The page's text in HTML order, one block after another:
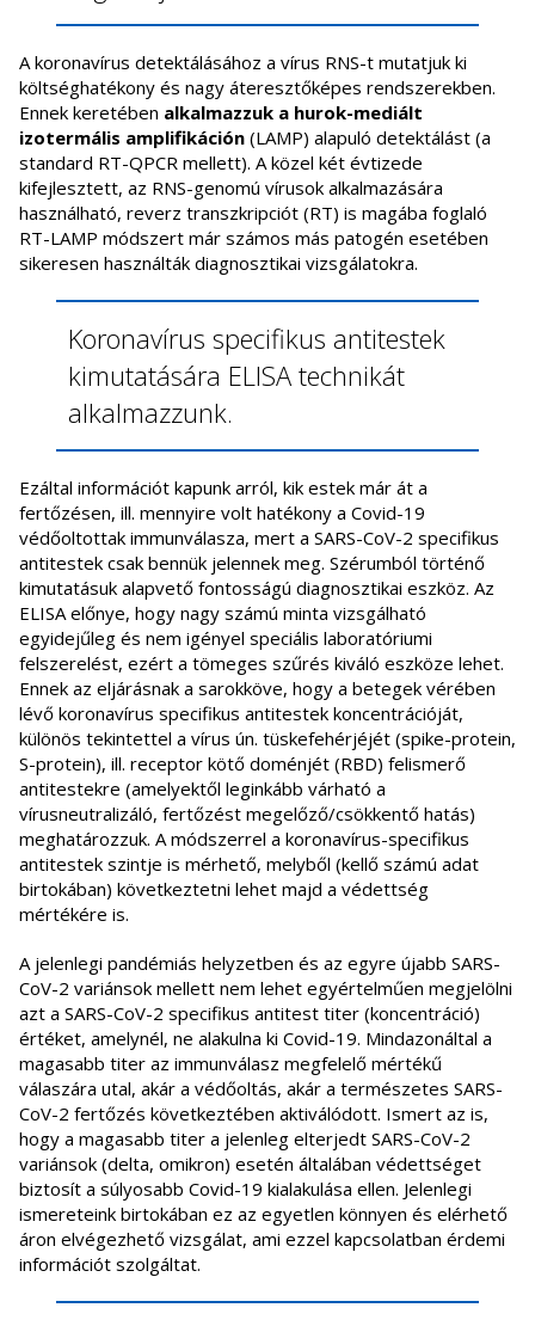
A koronavírus detektálásához a vírus RNS-t mutatjuk ki
költséghatékony és nagy áteresztőképes rendszerekben.
Ennek keretében alkalmazzuk a hurok-mediált
izotermális amplifikáción (LAMP) alapuló detektálást (a
standard RT-QPCR mellett). A közel két évtizede
kifejlesztett, az RNS-genomú vírusok alkalmazására
használható, reverz transzkripciót (RT) is magába foglaló
RT-LAMP módszert már számos más patogén esetében
sikeresen használták diagnosztikai vizsgálatokra.
Koronavírus specifikus antitestek
kimutatására ELISA technikát
alkalmazzunk.
Ezáltal információt kapunk arról, kik estek már át a
fertőzésen, ill. mennyire volt hatékony a Covid-19
védőoltottak immunválasza, mert a SARS-CoV-2 specifikus
antitestek csak bennük jelennek meg. Szérumból történő
kimutatásuk alapvető fontosságú diagnosztikai eszköz. Az
ELISA előnye, hogy nagy számú minta vizsgálható
egyidejűleg és nem igényel speciális laboratóriumi
felszerelést, ezért a tömeges szűrés kiváló eszköze lehet.
Ennek az eljárásnak a sarokköve, hogy a betegek vérében
lévő koronavírus specifikus antitestek koncentrációját,
különös tekintettel a vírus ún. tüskefehérjéjét (spike-protein,
S-protein), ill. receptor kötő doménjét (RBD) felismerő
antitestekre (amelyektől leginkább várható a
vírusneutralizáló, fertőzést megelőző/csökkentő hatás)
meghatározzuk. A módszerrel a koronavírus-specifikus
antitestek szintje is mérhető, melyből (kellő számú adat
birtokában) következtetni lehet majd a védettség
mértékére is.
A jelenlegi pandémiás helyzetben és az egyre újabb SARS-
CoV-2 variánsok mellett nem lehet egyértelműen megjelölni
azt a SARS-CoV-2 specifikus antitest titer (koncentráció)
értéket, amelynél, ne alakulna ki Covid-19. Mindazonáltal a
magasabb titer az immunválasz megfelelő mértékű
válaszára utal, akár a védőoltás, akár a természetes SARS-
CoV-2 fertőzés következtében aktiválódott. Ismert az is,
hogy a magasabb titer a jelenleg elterjedt SARS-CoV-2
variánsok (delta, omikron) esetén általában védettséget
biztosít a súlyosabb Covid-19 kialakulása ellen. Jelenlegi
ismereteink birtokában ez az egyetlen könnyen és elérhető
áron elvégezhető vizsgálat, ami ezzel kapcsolatban érdemi
információt szolgáltat.